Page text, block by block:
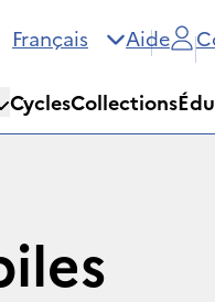
Français Aide
CyclesCollections